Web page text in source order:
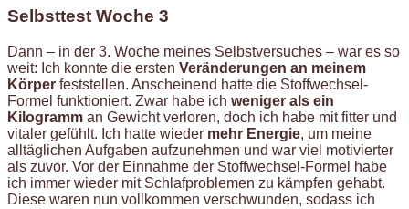
Selbsttest Woche 3
Dann – in der 3. Woche meines Selbstversuches – war es so
weit: Ich konnte die ersten Veränderungen an meinem
Körper feststellen. Anscheinend hatte die Stoffwechsel-
Formel funktioniert. Zwar habe ich weniger als ein
Kilogramm an Gewicht verloren, doch ich habe mit fitter und
vitaler gefühlt. Ich hatte wieder mehr Energie, um meine
alltäglichen Aufgaben aufzunehmen und war viel motivierter
als zuvor. Vor der Einnahme der Stoffwechsel-Formel habe
ich immer wieder mit Schlafproblemen zu kämpfen gehabt.
Diese waren nun vollkommen verschwunden, sodass ich